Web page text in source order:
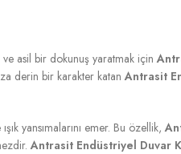
asil bir dokunuş yaratmak için
derin bir karakter katanAntrasit
yansımalarını emer. Bu özellik,
Antrasit Endüstriyel Duvar